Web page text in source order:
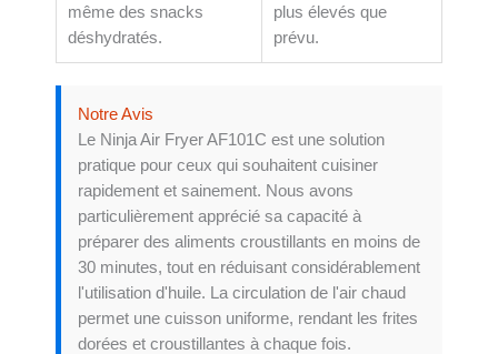
même des snacks
déshydratés.
plus élevés que
prévu.
Notre Avis
Le Ninja Air Fryer AF101C est une solution
pratique pour ceux qui souhaitent cuisiner
rapidement et sainement. Nous avons
particulièrement apprécié sa capacité à
préparer des aliments croustillants en moins de
30 minutes, tout en réduisant considérablement
l'utilisation d'huile. La circulation de l'air chaud
permet une cuisson uniforme, rendant les frites
dorées et croustillantes à chaque fois.